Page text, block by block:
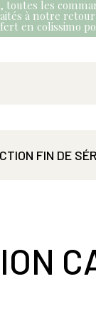
toutes les
à notre retour
en colissimo
FIN DE